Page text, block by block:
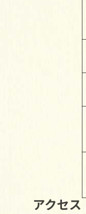
アクセス